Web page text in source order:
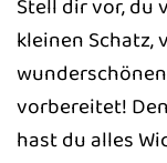
Stell dir vor, du
kleinen Schatz,
vorbereitet!
hast du alles